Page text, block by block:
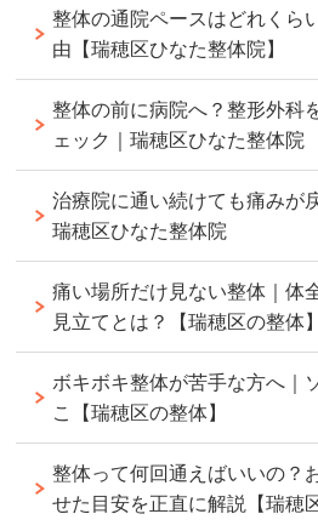
整体の通院ペースはどれくら
由【瑞穂区ひなた整体院】
整体の前に病院へ？整形外科
ェック｜瑞穂区ひなた整体院
治療院に通い続けても痛みが
瑞穂区ひなた整体院
痛い場所だけ見ない整体｜体
見立てとは？【瑞穂区の整体】
ボキボキ整体が苦手な方へ｜
こ【瑞穂区の整体】
整体って何回通えばいいの？
せた目安を正直に解説【瑞穂